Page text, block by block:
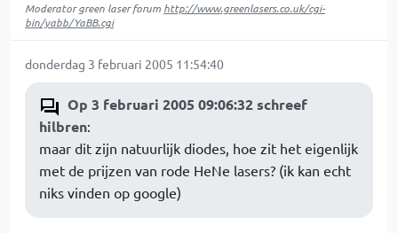
Moderator green laser forum http://www.greenlasers.co.uk/cgi-
bin/yabb/YaBB.cgi
donderdag 3 februari 2005 11:54:40
Op 3 februari 2005 09:06:32 schreef
hilbren:
maar dit zijn natuurlijk diodes, hoe zit het eigenlijk
met de prijzen van rode HeNe lasers? (ik kan echt
niks vinden op google)